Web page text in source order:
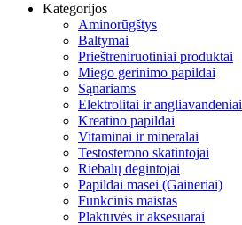
Kategorijos
Aminorūgštys
Baltymai
Prieštreniruotiniai produktai
Miego gerinimo papildai
Sąnariams
Elektrolitai ir angliavandeniai
Kreatino papildai
Vitaminai ir mineralai
Testosterono skatintojai
Riebalų degintojai
Papildai masei (Gaineriai)
Funkcinis maistas
Plaktuvės ir aksesuarai